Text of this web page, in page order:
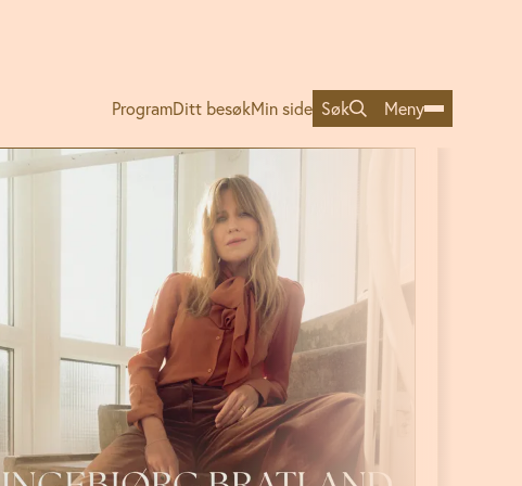
ProgramDitt besøkMin side Søk Meny